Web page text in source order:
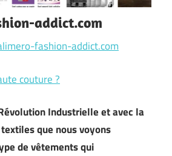
addict.com
fashion-addict.com
couture ?
Industrielle et avec la
que nous voyons
de vêtements qui